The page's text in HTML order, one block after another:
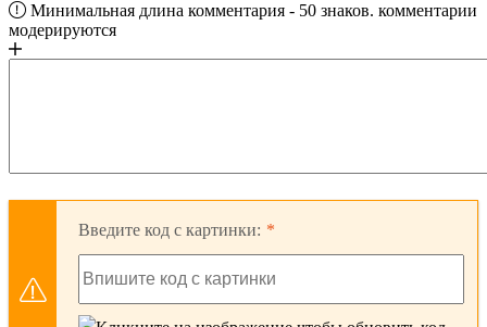
Минимальная длина комментария - 50 знаков. комментарии
модерируются
Введите код с картинки: